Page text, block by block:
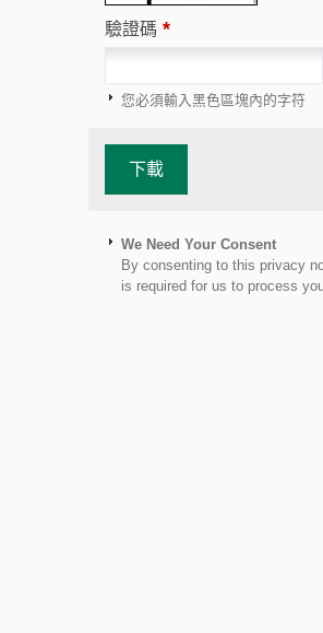
驗證碼 *
您必須輸入黑色區塊內的字符
We Need Your Consent
By consenting to this privacy
is required for us to process